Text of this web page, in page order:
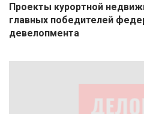
Проекты курортной
главных победителей
девелопмента